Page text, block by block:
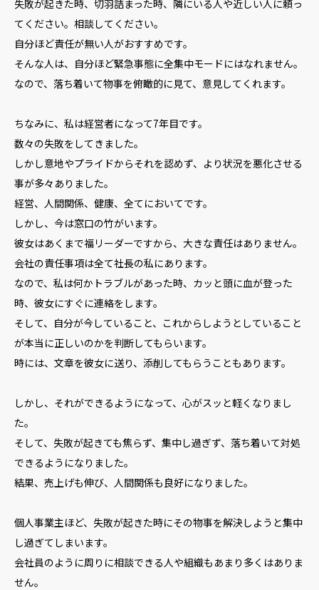
失敗が起きた時、切羽詰まった時、隣にいる人や近しい人に頼っ
てください。相談してください。
自分ほど責任が無い人がおすすめです。
そんな人は、自分ほど緊急事態に全集中モードにはなれません。
なので、落ち着いて物事を俯瞰的に見て、意見してくれます。
ちなみに、私は経営者になって7年目です。
数々の失敗をしてきました。
しかし意地やプライドからそれを認めず、より状況を悪化させる
事が多々ありました。
経営、人間関係、健康、全てにおいてです。
しかし、今は窓口の竹がいます。
彼女はあくまで福リーダーですから、大きな責任はありません。
会社の責任事項は全て社長の私にあります。
なので、私は何かトラブルがあった時、カッと頭に血が登った
時、彼女にすぐに連絡をします。
そして、自分が今していること、これからしようとしていること
が本当に正しいのかを判断してもらいます。
時には、文章を彼女に送り、添削してもらうこともあります。
しかし、それができるようになって、心がスッと軽くなりまし
た。
そして、失敗が起きても焦らず、集中し過ぎず、落ち着いて対処
できるようになりました。
結果、売上げも伸び、人間関係も良好になりました。
個人事業主ほど、失敗が起きた時にその物事を解決しようと集中
し過ぎてしまいます。
会社員のように周りに相談できる人や組織もあまり多くはありま
せん。